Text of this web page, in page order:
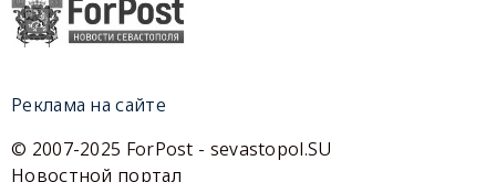
Реклама на сайте
© 2007-2025 ForPost - sevastopol.SU
Новостной портал